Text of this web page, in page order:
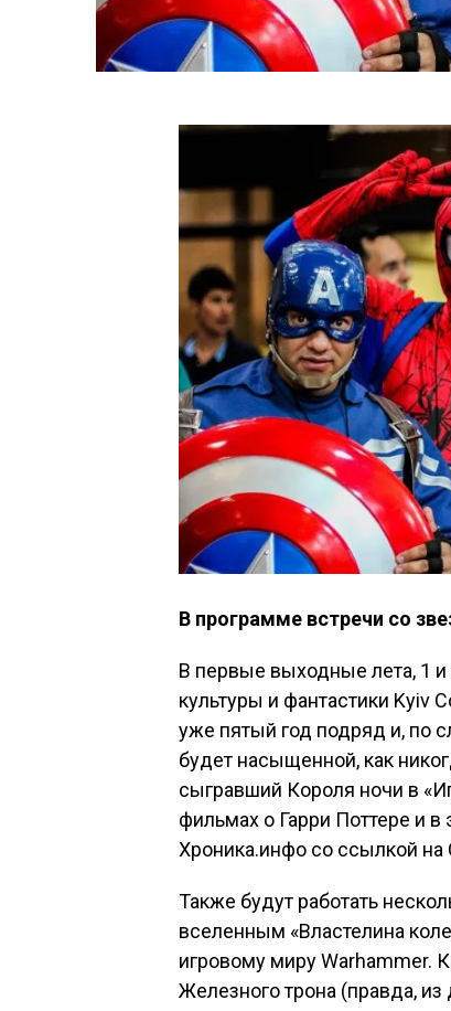
В программе встречи со
В первые выходные лета, 1
культуры и фантастики Kyiv
уже пятый год подряд и, по
будет насыщенной, как
сыгравший Короля ночи в
фильмах о Гарри Поттере и в
Хроника.инфо со ссылкой на
Также будут работать
вселенным «Властелина
игровому миру Warhammer.
Железного трона (правда,